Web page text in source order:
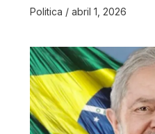
Politica / abril 1, 2026